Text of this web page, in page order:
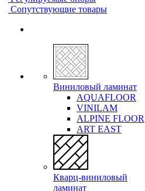
Сопутствующие товары
Виниловый ламинат
AQUAFLOOR
VINILAM
ALPINE FLOOR
ART EAST
Кварц-виниловый
ламинат